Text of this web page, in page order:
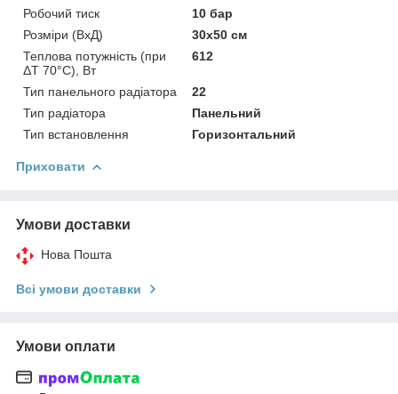
Робочий тиск
10 бар
Розміри (ВхД)
30х50 см
Теплова потужність (при
ΔT 70°С), Вт
612
Тип панельного радіатора
22
Тип радіатора
Панельний
Тип встановлення
Горизонтальний
Приховати
Умови доставки
Нова Пошта
Всі умови доставки
Умови оплати